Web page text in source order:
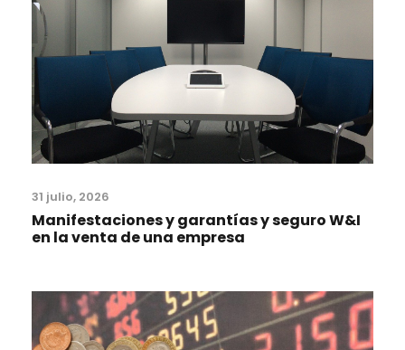
31 julio, 2026
Manifestaciones y garantías y seguro W&I
en la venta de una empresa